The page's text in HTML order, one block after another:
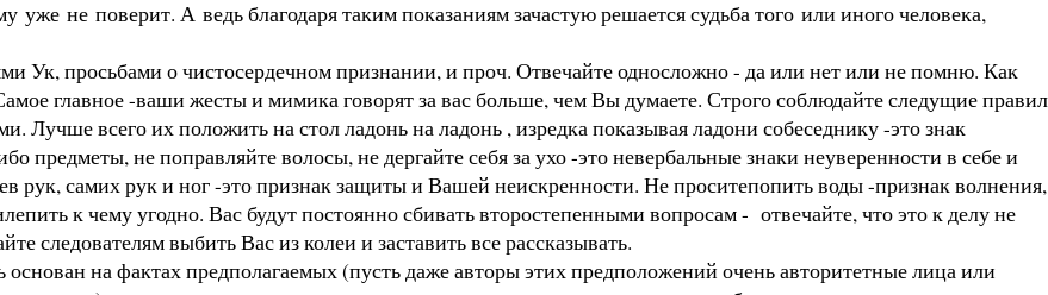
уже не поверит. А ведь благодаря таким показаниям зачастую решается судьба того или иного человека,
Ук, просьбами о чистосердечном признании, и проч. Отвечайте односложно - да или нет или не помню. Как
главное -ваши жесты и мимика говорят за вас больше, чем Вы думаете. Строго соблюдайте следущие
Лучше всего их положить на стол ладонь на ладонь , изредка показывая ладони собеседнику -это знак
предметы, не поправляйте волосы, не дергайте себя за ухо -это невербальные знаки неуверенности в себе и
рук, самих рук и ног -это признак защиты и Вашей неискренности. Не проситепопить воды -признак волнения,
к чему угодно. Вас будут постоянно сбивать второстепенными вопросам - отвечайте, что это к делу не
следователям выбить Вас из колеи и заставить все рассказывать.
на фактах предполагаемых (пусть даже авторы этих предположений очень авторитетные лица или